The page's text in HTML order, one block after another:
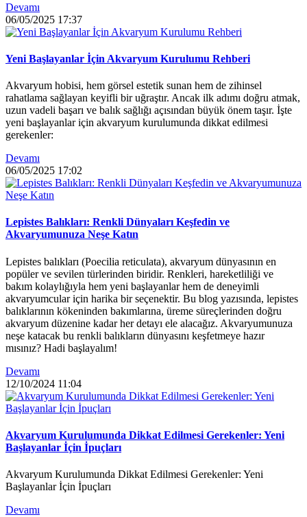
Devamı
06/05/2025 17:37
Yeni Başlayanlar İçin Akvaryum Kurulumu Rehberi
Akvaryum hobisi, hem görsel estetik sunan hem de zihinsel
rahatlama sağlayan keyifli bir uğraştır. Ancak ilk adımı doğru atmak,
uzun vadeli başarı ve balık sağlığı açısından büyük önem taşır. İşte
yeni başlayanlar için akvaryum kurulumunda dikkat edilmesi
gerekenler:
Devamı
06/05/2025 17:02
Lepistes Balıkları: Renkli Dünyaları Keşfedin ve
Akvaryumunuza Neşe Katın
Lepistes balıkları (Poecilia reticulata), akvaryum dünyasının en
popüler ve sevilen türlerinden biridir. Renkleri, hareketliliği ve
bakım kolaylığıyla hem yeni başlayanlar hem de deneyimli
akvaryumcular için harika bir seçenektir. Bu blog yazısında, lepistes
balıklarının kökeninden bakımlarına, üreme süreçlerinden doğru
akvaryum düzenine kadar her detayı ele alacağız. Akvaryumunuza
neşe katacak bu renkli balıkların dünyasını keşfetmeye hazır
mısınız? Hadi başlayalım!
Devamı
12/10/2024 11:04
Akvaryum Kurulumunda Dikkat Edilmesi Gerekenler: Yeni
Başlayanlar İçin İpuçları
Akvaryum Kurulumunda Dikkat Edilmesi Gerekenler: Yeni
Başlayanlar İçin İpuçları
Devamı